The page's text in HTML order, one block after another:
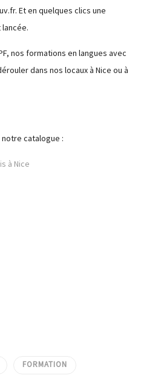
Et en quelques clics une
nos formations en langues avec
dans nos locaux à Nice ou à
catalogue :
à Nice
FORMATION